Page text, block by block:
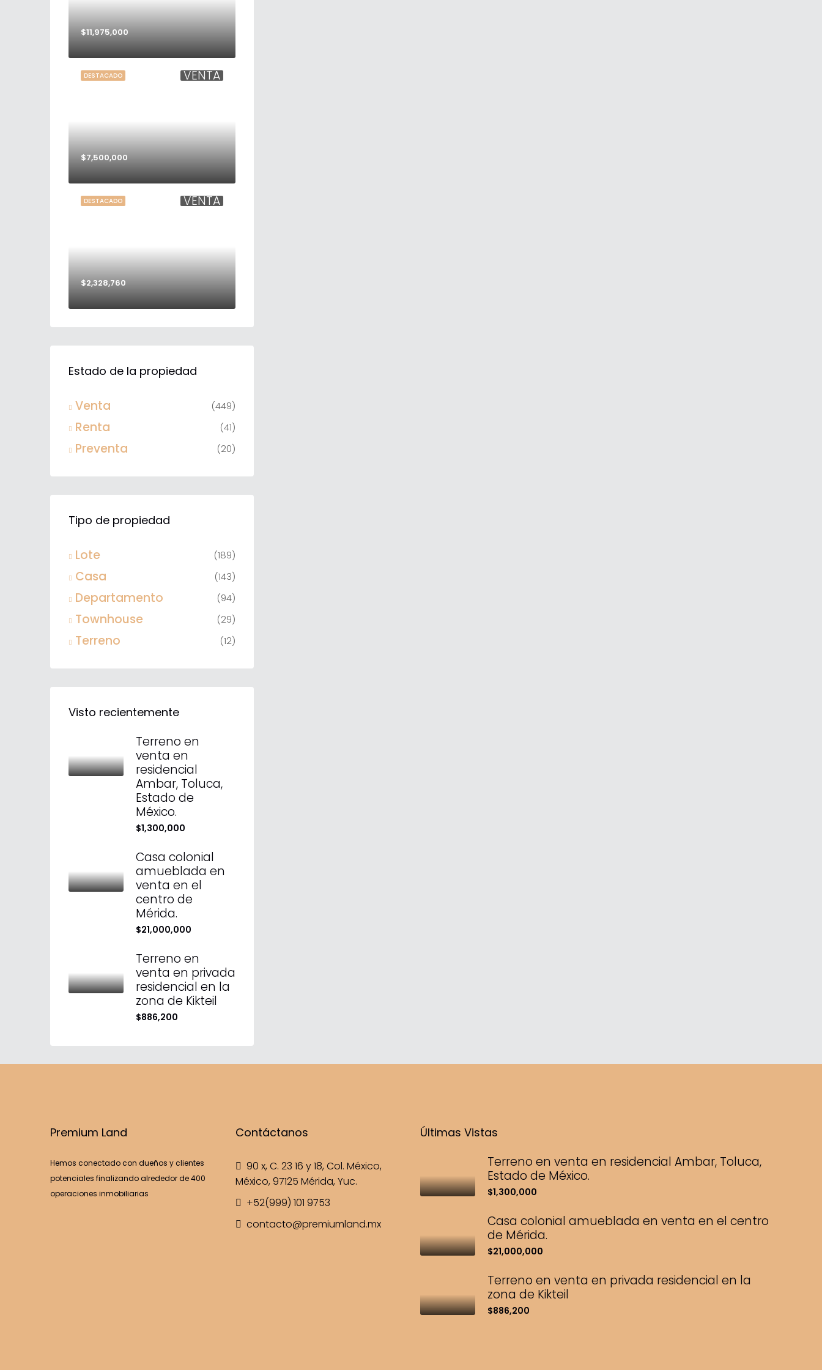
$11,975,000
VENTA
DESTACADO
$7,500,000
VENTA
DESTACADO
$2,328,760
Estado de la propiedad
Venta (449)
Renta (41)
Preventa (20)
Tipo de propiedad
Lote (189)
Casa (143)
Departamento (94)
Townhouse (29)
Terreno (12)
Visto recientemente
Terreno en
venta en
residencial
Ambar, Toluca,
Estado de
México.
$1,300,000
Casa colonial
amueblada en
venta en el
centro de
Mérida.
$21,000,000
Terreno en
venta en privada
residencial en la
zona de Kikteil
$886,200
Premium Land
Hemos conectado con dueños y clientes
potenciales finalizando alrededor de 400
operaciones inmobiliarias
Contáctanos
90 x, C. 23 16 y 18, Col. México,
México, 97125 Mérida, Yuc.
+52(999) 101 9753
contacto@premiumland.mx
Últimas Vistas
Terreno en venta en residencial Ambar, Toluca,
Estado de México.
$1,300,000
Casa colonial amueblada en venta en el centro
de Mérida.
$21,000,000
Terreno en venta en privada residencial en la
zona de Kikteil
$886,200